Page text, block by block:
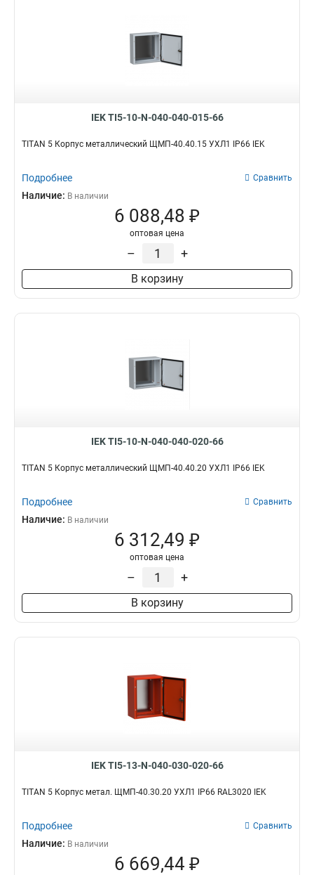
IEK TI5-10-N-040-040-015-66
TITAN 5 Корпус металлический ЩМП-40.40.15 УХЛ1 IP66 IEK
Подробнее Сравнить
Наличие: В наличии
6 088,48 ₽
оптовая цена
– +
В корзину
IEK TI5-10-N-040-040-020-66
TITAN 5 Корпус металлический ЩМП-40.40.20 УХЛ1 IP66 IEK
Подробнее Сравнить
Наличие: В наличии
6 312,49 ₽
оптовая цена
– +
В корзину
IEK TI5-13-N-040-030-020-66
TITAN 5 Корпус метал. ЩМП-40.30.20 УХЛ1 IP66 RAL3020 IEK
Подробнее Сравнить
Наличие: В наличии
6 669,44 ₽